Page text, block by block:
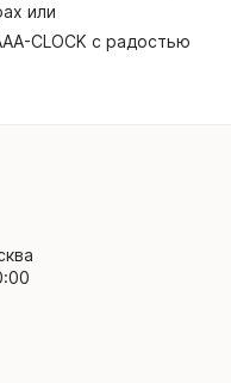
или
CLOCK с радостью